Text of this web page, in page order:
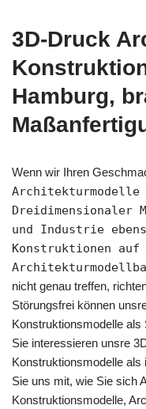
3D-Druck
Hamburg,
Wenn wir Ihren
Architekturmodelle
Dreidimensionaler
und Industrie
Konstruktionen auf
nicht genau treffen,
Störungsfrei können
Konstruktionsmodelle als
Sie interessieren unsre
Konstruktionsmodelle als
Sie uns mit, wie Sie sich
Konstruktionsmodelle,